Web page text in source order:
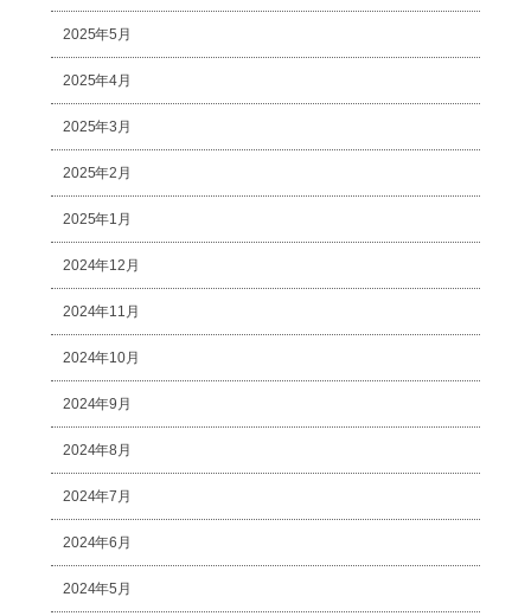
2025年5月
2025年4月
2025年3月
2025年2月
2025年1月
2024年12月
2024年11月
2024年10月
2024年9月
2024年8月
2024年7月
2024年6月
2024年5月